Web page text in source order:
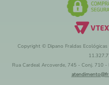
Copyright © Dipano Fraldas Ecológicas
Rua Cardeal Arcoverde, 745 - Conj. 710